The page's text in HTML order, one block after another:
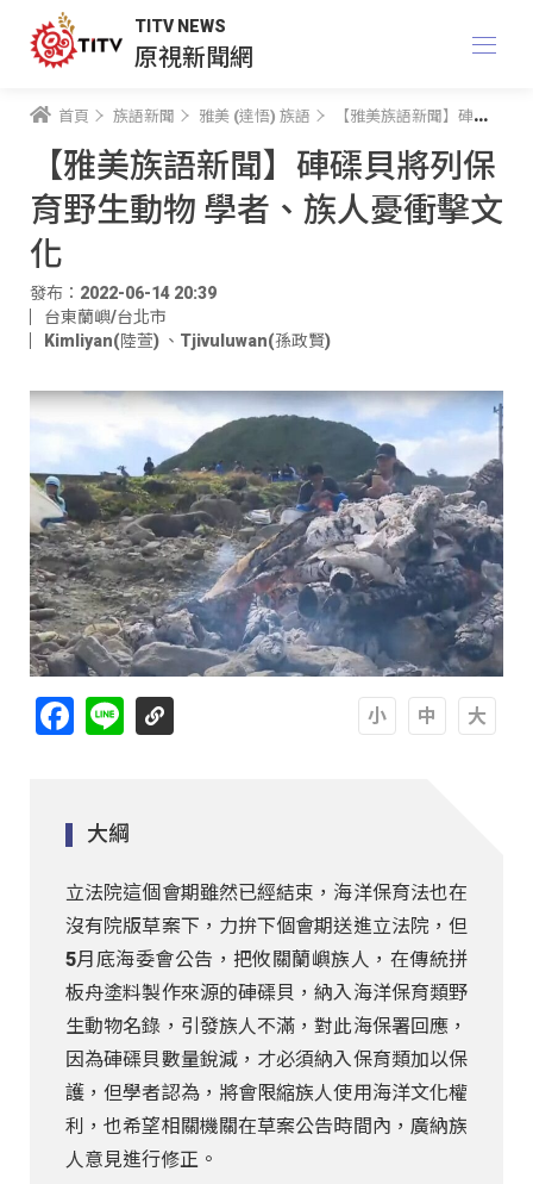
TITV NEWS
原視新聞網
首頁 族語新聞 雅美 (達悟) 族語 【雅美族語新聞】硨磲貝將列保育野生動物 學者、族人憂衝擊文化
【雅美族語新聞】硨磲貝將列保
育野生動物 學者、族人憂衝擊文
化
發布：2022-06-14 20:39
台東蘭嶼/台北市
Kimliyan(陸萱) 、 Tjivuluwan(孫政賢)
Facebook
Line
大綱
立法院這個會期雖然已經結束，海洋保育法也在
沒有院版草案下，力拚下個會期送進立法院，但
5月底海委會公告，把攸關蘭嶼族人，在傳統拼
板舟塗料製作來源的硨磲貝，納入海洋保育類野
生動物名錄，引發族人不滿，對此海保署回應，
因為硨磲貝數量銳減，才必須納入保育類加以保
護，但學者認為，將會限縮族人使用海洋文化權
利，也希望相關機關在草案公告時間內，廣納族
人意見進行修正。